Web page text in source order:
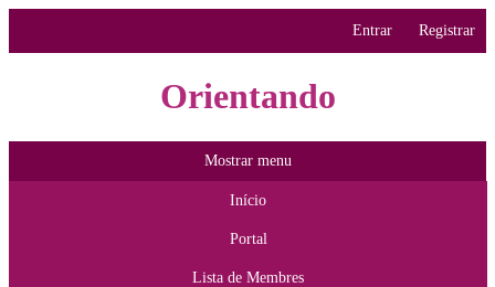
Entrar Registrar
Orientando
Mostrar menu
Início
Portal
Lista de Membres